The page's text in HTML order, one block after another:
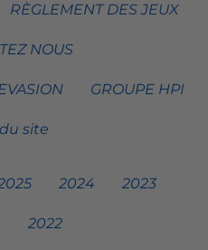
RÈGLEMENT DES JEUX
NOUS
GROUPE HPI
site
2024 2023
2022